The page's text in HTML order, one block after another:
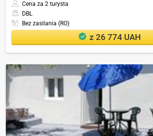
Cena za 2 turysta
DBL
Bez zasilania (RO)
z 26 774 UAH